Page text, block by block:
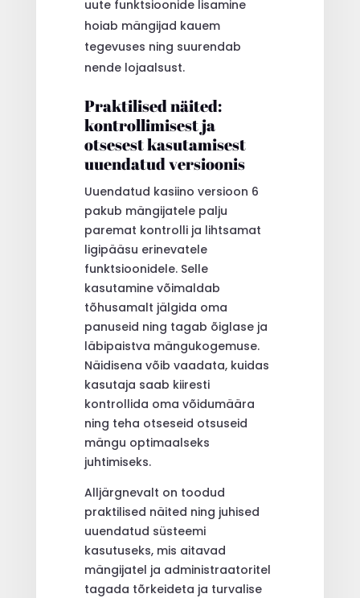
uute funktsioonide lisamine
hoiab mängijad kauem
tegevuses ning suurendab
nende lojaalsust.
Praktilised näited:
kontrollimisest ja
otsesest kasutamisest
uuendatud versioonis
Uuendatud kasiino versioon 6
pakub mängijatele palju
paremat kontrolli ja lihtsamat
ligipääsu erinevatele
funktsioonidele. Selle
kasutamine võimaldab
tõhusamalt jälgida oma
panuseid ning tagab õiglase ja
läbipaistva mängukogemuse.
Näidisena võib vaadata, kuidas
kasutaja saab kiiresti
kontrollida oma võidumäära
ning teha otseseid otsuseid
mängu optimaalseks
juhtimiseks.
Alljärgnevalt on toodud
praktilised näited ning juhised
uuendatud süsteemi
kasutuseks, mis aitavad
mängijatel ja administraatoritel
tagada tõrkeideta ja turvalise